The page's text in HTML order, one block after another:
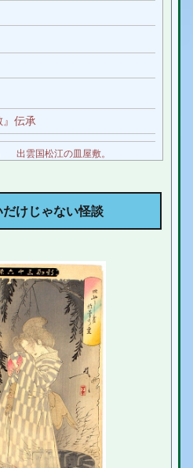
』伝承
出雲国松江の皿屋敷。
の伝承
ま)市の伝承
くそうやわ）
事」
皿屋敷』
敷』
だけじゃない怪談